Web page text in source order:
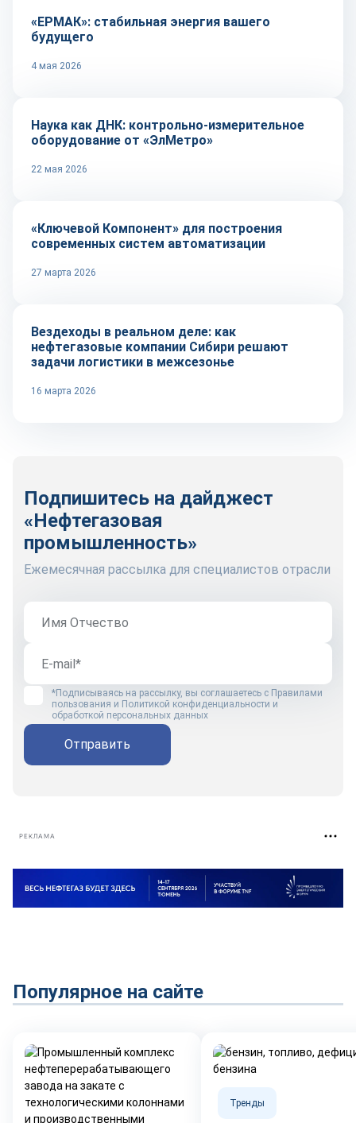
«ЕРМАК»: стабильная энергия вашего
будущего
4 мая 2026
Репортаж
Наука как ДНК: контрольно-измерительное
оборудование от «ЭлМетро»
22 мая 2026
Репортаж
«Ключевой Компонент» для построения
современных систем автоматизации
27 марта 2026
Рынок
Вездеходы в реальном деле: как
нефтегазовые компании Сибири решают
задачи логистики в межсезонье
16 марта 2026
Подпишитесь на дайджест
«Нефтегазовая
промышленность»
Ежемесячная рассылка для специалистов отрасли
*Подписываясь на рассылку, вы соглашаетесь с Правилами
пользования и Политикой конфиденциальности и
обработкой персональных данных
Отправить
РЕКЛАМА
Популярное на сайте
Тренды